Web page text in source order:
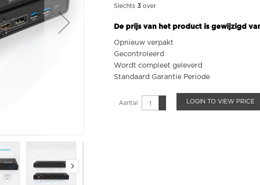
Slechts 3 over
De prijs van het product is gewijzigd
Opnieuw verpakt
Gecontroleerd
Wordt compleet geleverd
Standaard Garantie Periode
Aantal LOGIN TO VIEW PRICE